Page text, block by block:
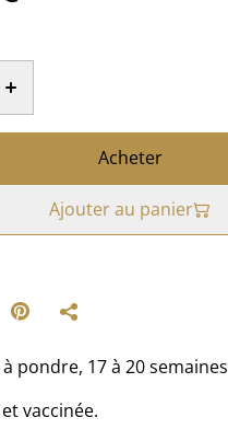
Acheter
Ajouter au panier
pondre, 17 à 20 semaines
vaccinée.